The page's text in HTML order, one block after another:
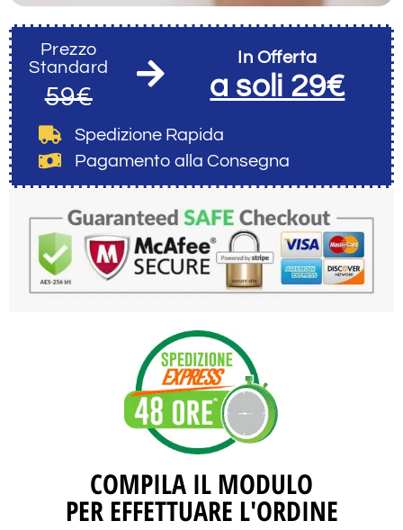
Prezzo
Standard
59€
In Offerta
a soli 29€
Spedizione Rapida
Pagamento alla Consegna
COMPILA IL MODULO
PER EFFETTUARE L'ORDINE